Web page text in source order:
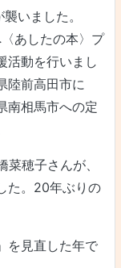
いました。
あしたの本〉プ
活動を行いまし
陸前高田市に
南相馬市への定
穂子さんが、
た。20年ぶりの
を見直した年で